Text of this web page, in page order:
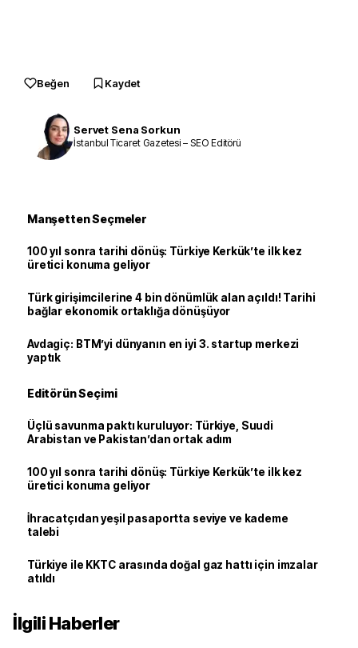
Beğen Kaydet
Servet Sena Sorkun
İstanbul Ticaret Gazetesi – SEO Editörü
Manşetten Seçmeler
100 yıl sonra tarihi dönüş: Türkiye Kerkük’te ilk kez
üretici konuma geliyor
Türk girişimcilerine 4 bin dönümlük alan açıldı! Tarihi
bağlar ekonomik ortaklığa dönüşüyor
Avdagiç: BTM’yi dünyanın en iyi 3. startup merkezi
yaptık
Editörün Seçimi
Üçlü savunma paktı kuruluyor: Türkiye, Suudi
Arabistan ve Pakistan’dan ortak adım
100 yıl sonra tarihi dönüş: Türkiye Kerkük’te ilk kez
üretici konuma geliyor
İhracatçıdan yeşil pasaportta seviye ve kademe
talebi
Türkiye ile KKTC arasında doğal gaz hattı için imzalar
atıldı
İlgili Haberler